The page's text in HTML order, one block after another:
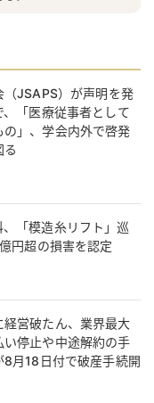
（JSAPS）が声明を発
「医療従事者として
」、学会内外で啓発
る
、「模造糸リフト」巡
円超の損害を認定
営破たん、業界最大
停止や中途解約の手
月18日付で破産手続開